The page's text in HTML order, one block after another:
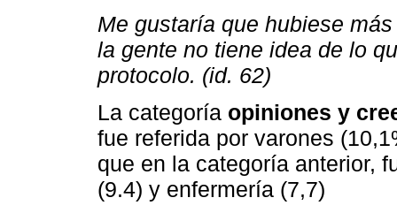
Me gustaría que hubiese
la gente no tiene idea de lo
protocolo. (id. 62)
La categoría opiniones y
fue referida por varones
que en la categoría anterior,
(9.4) y enfermería (7,7)